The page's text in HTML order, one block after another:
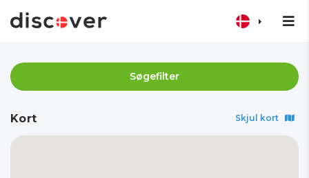
Søgefilter
Kort Skjul kort